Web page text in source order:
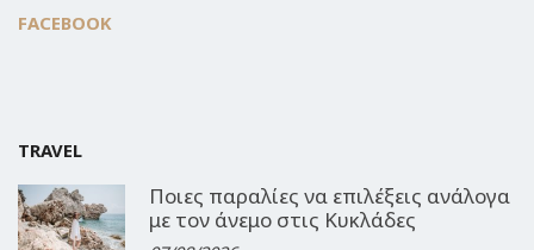
FACEBOOK
TRAVEL
Ποιες παραλίες να επιλέξεις ανάλογα
με τον άνεμο στις Κυκλάδες